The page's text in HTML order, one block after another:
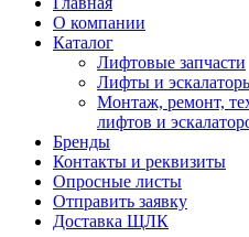
О компании
Каталог
Лифтовые запчасти
Лифты и
Монтаж, ремонт,
лифтов и
Бренды
Контакты и реквизиты
Опросные листы
Отправить заявку
Доставка ЩЛК